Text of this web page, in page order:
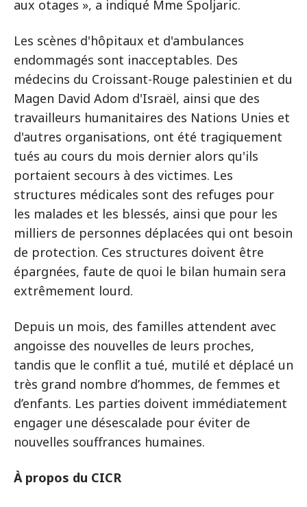
aux otages », a indiqué Mme Spoljaric.
Les scènes d'hôpitaux et d'ambulances
endommagés sont inacceptables. Des
médecins du Croissant-Rouge palestinien et du
Magen David Adom d'Israël, ainsi que des
travailleurs humanitaires des Nations Unies et
d'autres organisations, ont été tragiquement
tués au cours du mois dernier alors qu'ils
portaient secours à des victimes. Les
structures médicales sont des refuges pour
les malades et les blessés, ainsi que pour les
milliers de personnes déplacées qui ont besoin
de protection. Ces structures doivent être
épargnées, faute de quoi le bilan humain sera
extrêmement lourd.
Depuis un mois, des familles attendent avec
angoisse des nouvelles de leurs proches,
tandis que le conflit a tué, mutilé et déplacé un
très grand nombre d’hommes, de femmes et
d’enfants. Les parties doivent immédiatement
engager une désescalade pour éviter de
nouvelles souffrances humaines.
À propos du CICR